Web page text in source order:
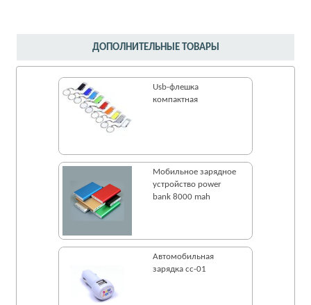
ДОПОЛНИТЕЛЬНЫЕ ТОВАРЫ
Usb-флешка
компактная
Мобильное зарядное
устройство power
bank 8000 mah
Автомобильная
зарядка cc-01